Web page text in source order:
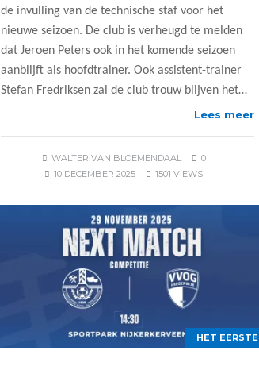
de invulling van de technische staf voor het
nieuwe seizoen. De club is verheugd te melden
dat Jeroen Peters ook in het komende seizoen
aanblijft als hoofdtrainer. Ook assistent-trainer
Stefan Fredriksen zal de club trouw blijven het…
Lees meer
WALTER VAN BLOEMENDAAL
0
10 DECEMBER 2025
1501 VIEWS
HET EERSTE